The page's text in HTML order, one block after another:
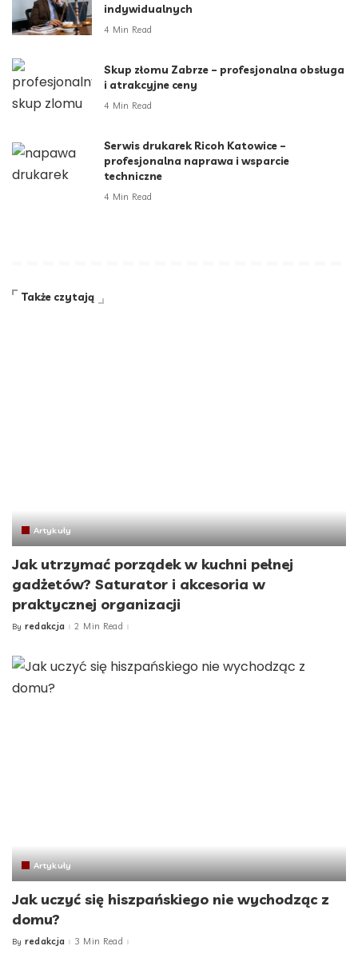
indywidualnych
4 Min Read
Skup złomu Zabrze – profesjonalna obsługa
i atrakcyjne ceny
4 Min Read
Serwis drukarek Ricoh Katowice –
profesjonalna naprawa i wsparcie
techniczne
4 Min Read
Także czytają
Artykuły
Jak utrzymać porządek w kuchni pełnej
gadżetów? Saturator i akcesoria w
praktycznej organizacji
Posted
By redakcja 2 Min Read
Artykuły
Jak uczyć się hiszpańskiego nie wychodząc z
domu?
Posted
By redakcja 3 Min Read